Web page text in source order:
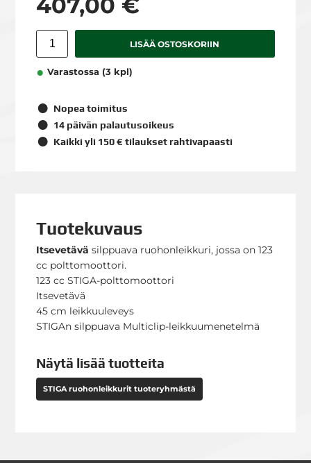
LISÄÄ OSTOSKORIIN
Varastossa (3 kpl)
Nopea toimitus
14 päivän palautusoikeus
Kaikki yli 150 € tilaukset rahtivapaasti
Tuotekuvaus
Itsevetävä silppuava ruohonleikkuri, jossa on 123
cc polttomoottori.
123 cc STIGA-polttomoottori
Itsevetävä
45 cm leikkuuleveys
STIGAn silppuava Multiclip-leikkuumenetelmä
Näytä lisää tuotteita
STIGA ruohonleikkurit tuoteryhmästä